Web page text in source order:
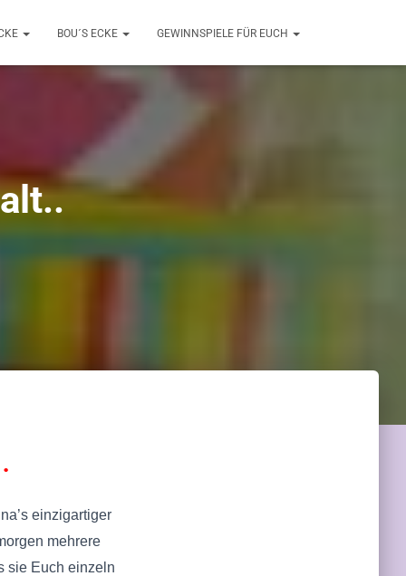
BOU´S ECKE GEWINNSPIELE FÜR EUCH
einzigartiger
mehrere
sie Euch einzeln